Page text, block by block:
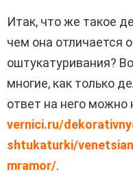
Итак, что же такое
чем она отличается
оштукатуривания?
многие, как только
ответ на него можно
vernici.ru/
shtukaturki/
mramor/.